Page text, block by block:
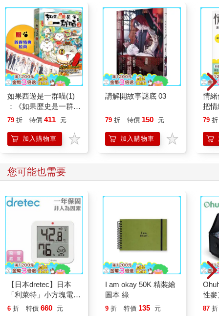
如果西遊是一群喵(1)
：《如果歷史是一群
喵》作者最新力作，附
79 折 特價 411 元
加入購物車
請解開故事謎底 03
79 折 特價 150 元
加入購物車
情
把
誰
79 折
您可能也需要
【日本dretec】日本
「利萊特」小方塊電子
式溫濕度計-白色(O-
6 折 特價 660 元
I am okay 50K 精裝繪
圖本 綠
9 折 特價 135 元
性
87 折